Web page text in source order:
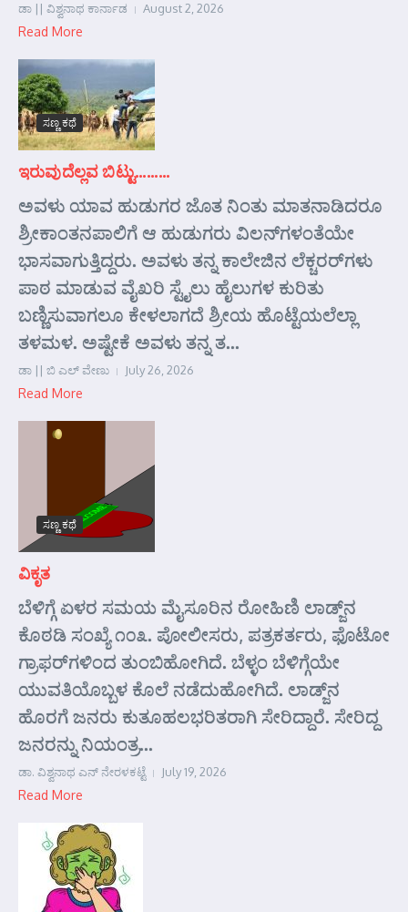
ಡಾ || ವಿಶ್ವನಾಥ ಕಾರ್ನಾಡ August 2, 2026
Read More
ಸಣ್ಣ ಕಥೆ
ಇರುವುದೆಲ್ಲವ ಬಿಟ್ಟು………
ಅವಳು ಯಾವ ಹುಡುಗರ ಜೊತ ನಿಂತು ಮಾತನಾಡಿದರೂ
ಶ್ರೀಕಾಂತನಪಾಲಿಗೆ ಆ ಹುಡುಗರು ವಿಲನ್‌ಗಳಂತೆಯೇ
ಭಾಸವಾಗುತ್ತಿದ್ದರು. ಅವಳು ತನ್ನ ಕಾಲೇಜಿನ ಲೆಕ್ಚರರ್‌ಗಳು
ಪಾಠ ಮಾಡುವ ವೈಖರಿ ಸ್ಟೈಲು ಹೈಲುಗಳ ಕುರಿತು
ಬಣ್ಣಿಸುವಾಗಲೂ ಕೇಳಲಾಗದೆ ಶ್ರೀಯ ಹೊಟ್ಟೆಯಲೆಲ್ಲಾ
ತಳಮಳ. ಅಷ್ಟೇಕೆ ಅವಳು ತನ್ನ ತ...
ಡಾ || ಬಿ ಎಲ್ ವೇಣು July 26, 2026
Read More
ಸಣ್ಣ ಕಥೆ
ವಿಕೃತ
ಬೆಳಿಗ್ಗೆ ಏಳರ ಸಮಯ ಮೈಸೂರಿನ ರೋಹಿಣಿ ಲಾಡ್ಜ್‌ನ
ಕೊಠಡಿ ಸಂಖ್ಯೆ ೧೦೩. ಪೋಲೀಸರು, ಪತ್ರಕರ್ತರು, ಫೊಟೋ
ಗ್ರಾಫರ್‌ಗಳಿಂದ ತುಂಬಿಹೋಗಿದೆ. ಬೆಳ್ಳಂ ಬೆಳಿಗ್ಗೆಯೇ
ಯುವತಿಯೊಬ್ಬಳ ಕೊಲೆ ನಡೆದುಹೋಗಿದೆ. ಲಾಡ್ಜ್‌ನ
ಹೊರಗೆ ಜನರು ಕುತೂಹಲಭರಿತರಾಗಿ ಸೇರಿದ್ದಾರೆ. ಸೇರಿದ್ದ
ಜನರನ್ನು ನಿಯಂತ್ರ...
ಡಾ. ವಿಶ್ವನಾಥ ಎನ್ ನೇರಳಕಟ್ಟೆ July 19, 2026
Read More